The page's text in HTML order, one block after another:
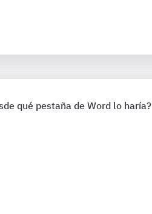
qué pestaña de Word lo haría?